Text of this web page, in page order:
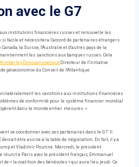
avec le G7
institutions financières russes et renouvelle les
si facile et nécessitera l'accord de partenaires étrangers.
Canada, la Suisse, l'Australie et d'autres pays de la
les sanctions aux banques russes. Cela
Kimberley Donovan explique Directeur de l'initiative
géoeconomie du Conseil de l'Atlantique.
les sanctions aux institutions financières
de conformité pour le système financier mondial
dans le monde entier. mesures. «
se coordonner avec ses partenaires dans le G7. Il
devrait être assise à la table de négociation. En fait, il y a
et Vladimir Poutine. Mercredi, le président
à Paris avec le président français, Emmanuel
de « la coalition des bénévoles » qui aura lieu jeudi. Ce